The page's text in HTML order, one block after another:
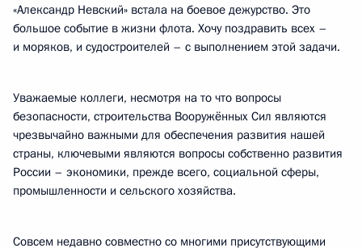
«Александр Невский» встала на боевое дежурство. Это
большое событие в жизни флота. Хочу поздравить всех –
и моряков, и судостроителей – с выполнением этой задачи.
Уважаемые коллеги, несмотря на то что вопросы
безопасности, строительства Вооружённых Сил являются
чрезвычайно важными для обеспечения развития нашей
страны, ключевыми являются вопросы собственно развития
России – экономики, прежде всего, социальной сферы,
промышленности и сельского хозяйства.
Совсем недавно совместно со многими присутствующими